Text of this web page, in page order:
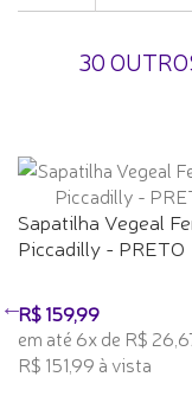
30
Sapatilha Vegeal
Piccadilly - PRETO
R$ 159,99
em até 6x de R$
R$ 151,99 à vista